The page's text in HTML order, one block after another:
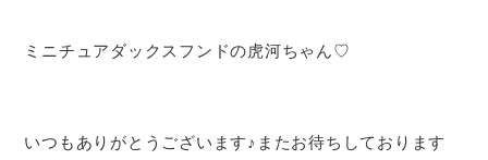
ミニチュアダックスフンドの虎河ちゃん♡
いつもありがとうございます♪またお待ちしております